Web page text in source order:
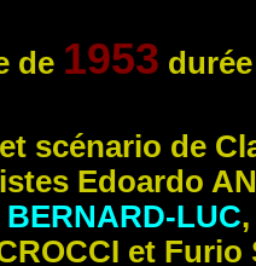
de 1953
scénario de
Edoardo
BERNARD-LUC,
et Furio